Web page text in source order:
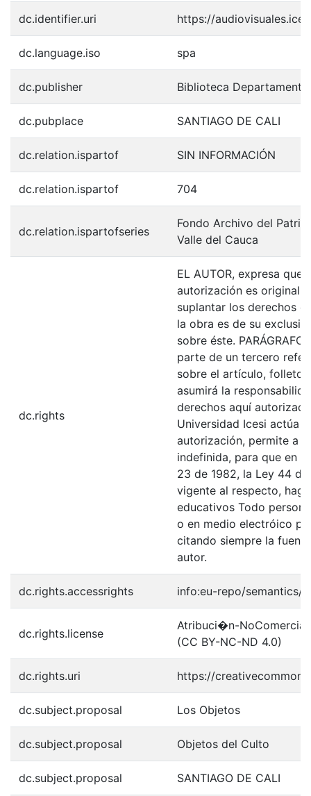
dc.identifier.uri https://
dc.language.iso spa
dc.publisher Biblioteca
dc.pubplace SANTIAGO DE CALI
dc.relation.ispartof SIN INFORMACIÓN
dc.relation.ispartof 704
dc.relation.ispartofseries
Fondo Archivo del
Valle del Cauca
dc.rights
EL AUTOR, expresa
autorización es original
suplantar los derechos
la obra es de su
sobre éste.
parte de un tercero
sobre el artículo, folleto
asumirá la
derechos aquí
Universidad Icesi actúa
autorización, permite a
indefinida, para que en
23 de 1982, la Ley 44
vigente al respecto,
educativos Todo
o en medio electróico
citando siempre la
autor.
dc.rights.accessrights info:eu-repo/semantics/
dc.rights.license
Atribuci�n-
(CC BY-NC-ND 4.0)
dc.rights.uri https://
dc.subject.proposal Los Objetos
dc.subject.proposal Objetos del Culto
dc.subject.proposal SANTIAGO DE CALI